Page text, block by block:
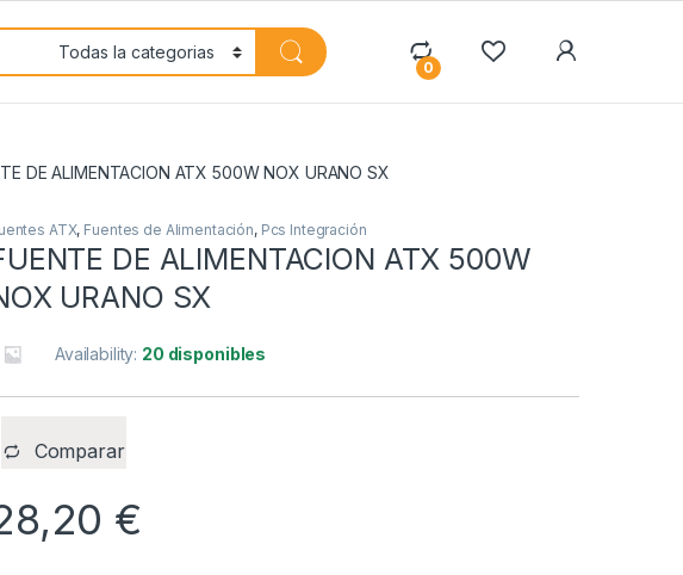
0
DE ALIMENTACION ATX 500W NOX URANO SX
ATX, Fuentes de Alimentación, Pcs Integración
DE ALIMENTACION ATX 500W
URANO SX
Availability: 20 disponibles
Comparar
€